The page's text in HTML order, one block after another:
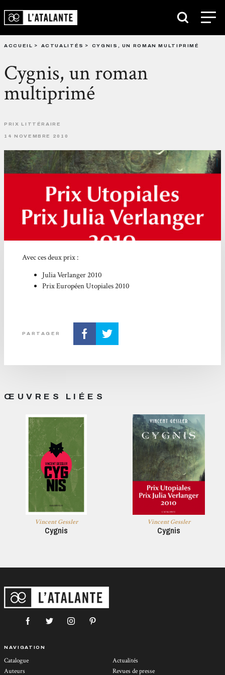
ACCUEIL ACTUALITÉS CYGNIS, UN ROMAN MULTIPRIMÉ
Cygnis, un roman
multiprimé
PRIX LITTÉRAIRE
14 NOVEMBRE 2010
Avec ces deux prix :
Julia Verlanger 2010
Prix Européen Utopiales 2010
PARTAGER
ŒUVRES LIÉES
Vincent Gessler
Cygnis
Vincent Gessler
Cygnis
NAVIGATION
Catalogue
Auteurs
Actualités
Revues de presse